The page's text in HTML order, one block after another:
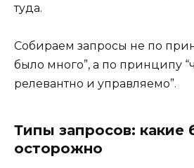
туда.
Собираем запросы не по
было много”, а по принципу
релевантно и управляемо”.
Типы запросов: какие
осторожно